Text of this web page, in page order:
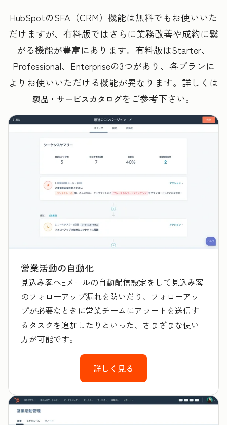
HubSpotのSFA（CRM）機能は無料でもお使いいた
だけますが、有料版ではさらに業務改善や成約に繋
がる機能が豊富にあります。有料版はStarter、
Professional、Enterpriseの3つがあり、各プランに
よりお使いいただける機能が異なります。詳しくは
製品・サービスカタログをご参考下さい。
営業活動の自動化
見込み客へEメールの自動配信設定をして見込み客
のフォローアップ漏れを防いだり、フォローアッ
プが必要なときに営業チームにアラートを送信す
るタスクを追加したりといった、さまざまな使い
方が可能です。
詳しく見る